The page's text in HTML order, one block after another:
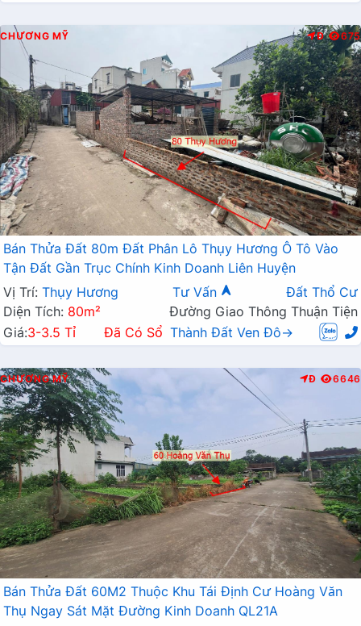
CHƯƠNG MỸ Đ 675
Bán Thửa Đất 80m Đất Phân Lô Thụy Hương Ô Tô Vào
Tận Đất Gần Trục Chính Kinh Doanh Liên Huyện
Vị Trí: Thụy Hương Tư Vấn
Đất Thổ Cư
Diện Tích: 80m²
Đường Giao Thông Thuận Tiện
Giá:3-3.5 Tỉ Đã Có Sổ Thành Đất Ven Đô→
CHƯƠNG MỸ Đ 6646
Bán Thửa Đất 60M2 Thuộc Khu Tái Định Cư Hoàng Văn
Thụ Ngay Sát Mặt Đường Kinh Doanh QL21A